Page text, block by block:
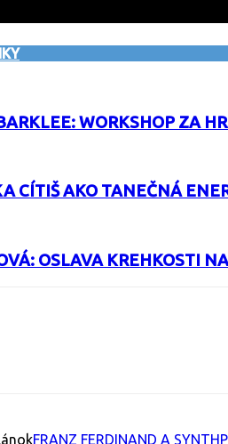
WORKSHOP ZA
CÍTIŠ AKO TANEČNÁ
OSLAVA KREHKOSTI
FRANZ FERDINAND A